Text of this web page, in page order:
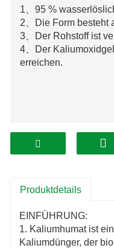
1、95 %
2、Die Form besteht
3、Der Rohstoff ist
4、Der
erreichen.
Produktdetails
EINFÜHRUNG:
1. Kaliumhumat ist
Kaliumdünger, der